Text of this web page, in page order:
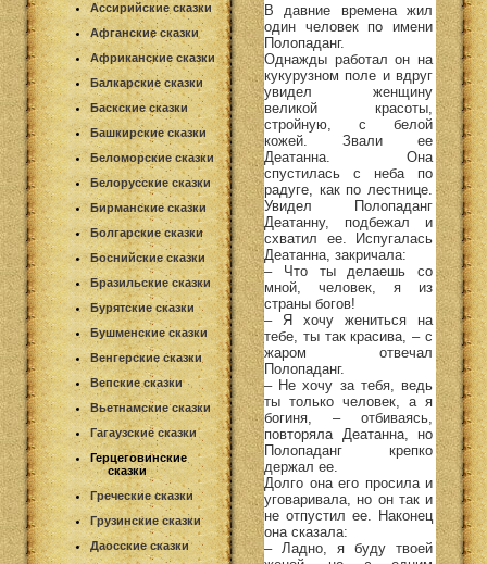
Ассирийские сказки
Афганские сказки
Африканские сказки
Балкарские сказки
Баскские сказки
Башкирские сказки
Беломорские сказки
Белорусские сказки
Бирманские сказки
Болгарские сказки
Боснийские сказки
Бразильские сказки
Бурятские сказки
Бушменские сказки
Венгерские сказки
Вепские сказки
Вьетнамские сказки
Гагаузские сказки
Герцеговинские
сказки
Греческие сказки
Грузинские сказки
Даосские сказки
В давние времена жил
один человек по имени
Полопаданг.
Однажды работал он на
кукурузном поле и вдруг
увидел женщину
великой красоты,
стройную, с белой
кожей. Звали ее
Деатанна. Она
спустилась с неба по
радуге, как по лестнице.
Увидел Полопаданг
Деатанну, подбежал и
схватил ее. Испугалась
Деатанна, закричала:
– Что ты делаешь со
мной, человек, я из
страны богов!
– Я хочу жениться на
тебе, ты так красива, – с
жаром отвечал
Полопаданг.
– Не хочу за тебя, ведь
ты только человек, а я
богиня, – отбиваясь,
повторяла Деатанна, но
Полопаданг крепко
держал ее.
Долго она его просила и
уговаривала, но он так и
не отпустил ее. Наконец
она сказала:
– Ладно, я буду твоей